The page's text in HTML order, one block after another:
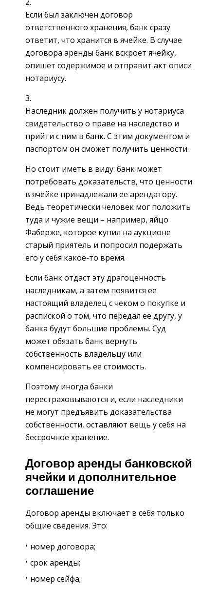
Если был заключен договор
ответственного хранения, банк сразу
ответит, что хранится в ячейке. В случае
договора аренды банк вскроет ячейку,
опишет содержимое и отправит акт описи
нотариусу.
Наследник должен получить у нотариуса
свидетельство о праве на наследство и
прийти с ним в банк. С этим документом и
паспортом он сможет получить ценности.
Но стоит иметь в виду: банк может
потребовать доказательств, что ценности
в ячейке принадлежали ее арендатору.
Ведь теоретически человек мог положить
туда и чужие вещи – например, яйцо
Фаберже, которое купил на аукционе
старый приятель и попросил подержать
его у себя какое-то время.
Если банк отдаст эту драгоценность
наследникам, а затем появится ее
настоящий владелец с чеком о покупке и
распиской о том, что передал ее другу, у
банка будут большие проблемы. Суд
может обязать банк вернуть
собственность владельцу или
компенсировать ее стоимость.
Поэтому иногда банки
перестраховываются и, если наследники
не могут предъявить доказательства
собственности, оставляют вещь у себя на
бессрочное хранение.
Договор аренды банковской
ячейки и дополнительное
соглашение
Договор аренды включает в себя только
общие сведения. Это:
номер договора;
срок аренды;
номер сейфа;